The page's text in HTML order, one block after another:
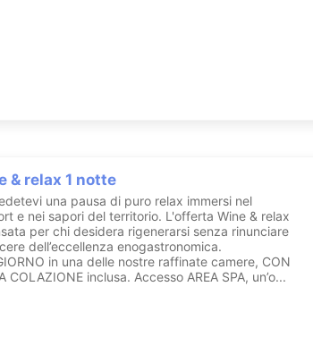
& relax 1 notte
una pausa di puro relax immersi nel
e nei sapori del territorio. L'offerta Wine & relax
per chi desidera rigenerarsi senza rinunciare
dell’eccellenza enogastronomica.
in una delle nostre raffinate camere, CON
COLAZIONE inclusa. Accesso AREA SPA, un’o...